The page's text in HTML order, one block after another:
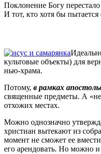
Поклонение Богу
И тот, кто хотя бы
культовые объекты) для
нью-храма.
Потому, в рамках
священные предметы. А
отхожих местах.
Можно однозначно
христиан вытекают из
момент не сможет ее
его арендовать. Но можно